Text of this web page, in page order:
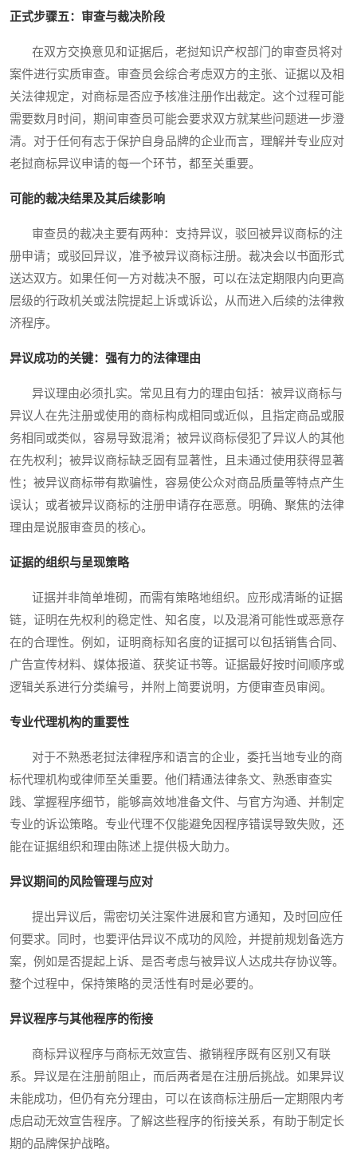
正式步骤五：审查与裁决阶段
在双方交换意见和证据后，老挝知识产权部门的审查员将对
案件进行实质审查。审查员会综合考虑双方的主张、证据以及相
关法律规定，对商标是否应予核准注册作出裁定。这个过程可能
需要数月时间，期间审查员可能会要求双方就某些问题进一步澄
清。对于任何有志于保护自身品牌的企业而言，理解并专业应对
老挝商标异议申请的每一个环节，都至关重要。
可能的裁决结果及其后续影响
审查员的裁决主要有两种：支持异议，驳回被异议商标的注
册申请；或驳回异议，准予被异议商标注册。裁决会以书面形式
送达双方。如果任何一方对裁决不服，可以在法定期限内向更高
层级的行政机关或法院提起上诉或诉讼，从而进入后续的法律救
济程序。
异议成功的关键：强有力的法律理由
异议理由必须扎实。常见且有力的理由包括：被异议商标与
异议人在先注册或使用的商标构成相同或近似，且指定商品或服
务相同或类似，容易导致混淆；被异议商标侵犯了异议人的其他
在先权利；被异议商标缺乏固有显著性，且未通过使用获得显著
性；被异议商标带有欺骗性，容易使公众对商品质量等特点产生
误认；或者被异议商标的注册申请存在恶意。明确、聚焦的法律
理由是说服审查员的核心。
证据的组织与呈现策略
证据并非简单堆砌，而需有策略地组织。应形成清晰的证据
链，证明在先权利的稳定性、知名度，以及混淆可能性或恶意存
在的合理性。例如，证明商标知名度的证据可以包括销售合同、
广告宣传材料、媒体报道、获奖证书等。证据最好按时间顺序或
逻辑关系进行分类编号，并附上简要说明，方便审查员审阅。
专业代理机构的重要性
对于不熟悉老挝法律程序和语言的企业，委托当地专业的商
标代理机构或律师至关重要。他们精通法律条文、熟悉审查实
践、掌握程序细节，能够高效地准备文件、与官方沟通、并制定
专业的诉讼策略。专业代理不仅能避免因程序错误导致失败，还
能在证据组织和理由陈述上提供极大助力。
异议期间的风险管理与应对
提出异议后，需密切关注案件进展和官方通知，及时回应任
何要求。同时，也要评估异议不成功的风险，并提前规划备选方
案，例如是否提起上诉、是否考虑与被异议人达成共存协议等。
整个过程中，保持策略的灵活性有时是必要的。
异议程序与其他程序的衔接
商标异议程序与商标无效宣告、撤销程序既有区别又有联
系。异议是在注册前阻止，而后两者是在注册后挑战。如果异议
未能成功，但仍有充分理由，可以在该商标注册后一定期限内考
虑启动无效宣告程序。了解这些程序的衔接关系，有助于制定长
期的品牌保护战略。